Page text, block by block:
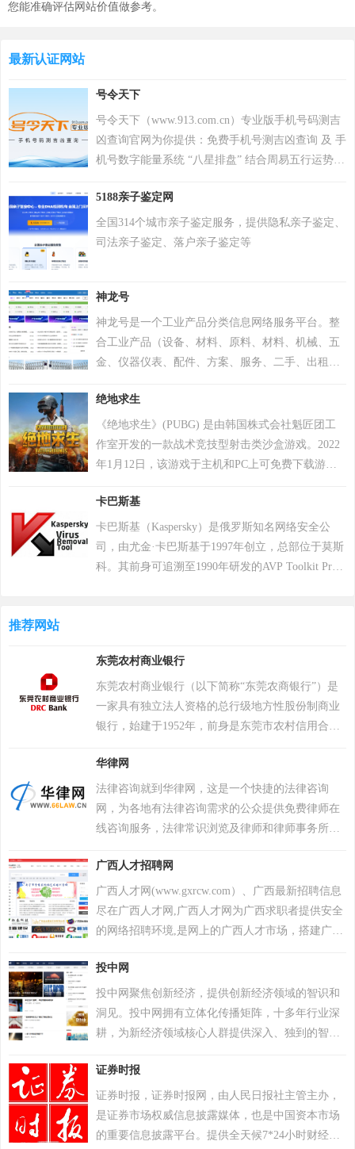
您能准确评估网站价值做参考。
最新认证网站
号令天下
号令天下（www.913.com.cn）专业版手机号码测吉
凶查询官网为你提供：免费手机号测吉凶查询 及 手
机号数字能量系统 “八星排盘” 结合周易五行运势来
下官网手机号码测吉凶查询系统，专业最新版、超
准，靠谱！
5188亲子鉴定网
全国314个城市亲子鉴定服务，提供隐私亲子鉴定、
司法亲子鉴定、落户亲子鉴定等
神龙号
神龙号是一个工业产品分类信息网络服务平台。整
合工业产品（设备、材料、原料、材料、机械、五
金、仪器仪表、配件、方案、服务、二手、出租
品信息。同时设有产品排行 榜单、产品品牌、品牌
排行、行业专区、产品品类专区等栏目，帮助中小
企业、厂商通过网络营销的方式宣传企业产品或服
务，获得更多商机。
绝地求生
《绝地求生》(PUBG) 是由韩国株式会社魁匠团工
作室开发的一款战术竞技型射击类沙盒游戏。2022
年1月12日，该游戏于主机和PC上可免费下载游
资源，并在不断缩小的安全区域内对抗其他玩家，
让自己生存到最后 。 游戏《绝地求生》除获得G-
STAR最高奖项总统奖以及其他五项大奖，且打破了
7项吉尼斯纪录。 2018年8月9日，《绝地求生》官
求生》将于12月8日登陆 Epic 游戏商城。自2024年1
月1日起，《绝地求生》不再支持所有使用Windows
7、Windows 8和Windows 8.1操作系统的PC平台。
2024年2月26日，PCL 赛事官方宣布，《PUBG》
年12月，入选Steam2025年热门游戏榜单年度热门游
戏榜、年度畅销榜。
卡巴斯基
卡巴斯基（Kaspersky）是俄罗斯知名网络安全公
司，由尤金·卡巴斯基于1997年创立，总部位于莫斯
科。其前身可追溯至1990年研发的AVP Toolkit Pro
个人防护、企业安全及工业控制系统，2017年推出
自主研发的安全操作系统，2022年“安全远程工作空
间”获世界互联网领先科技成果。因地缘政治影响，
2017年起被美国政府禁用，2024年6月遭全面封禁后
景，2019年品牌升级后聚焦全球化战略，在中国等
重点市场保持合作，曾中标中央政府采购项目并获
2023年世界互联网大会科技奖。
推荐网站
东莞农村商业银行
东莞农村商业银行（以下简称“东莞农商银行”）是
一家具有独立法人资格的总行级地方性股份制商业
银行，始建于1952年，前身是东莞市农村信用合作
股份制改制，2021年9月29日成功在香港联交所挂牌
上市（股票代码：9889.HK）。据国际权威期刊
《银行家》2023年统计，按截至2022年12月31日的
一级资本计算，东莞农商银行位居全球银行业第214
布的“2023年中国银行业100强榜单”中，按截至2022
年12月31日的核心一级资本净额等指标统计，东莞
农商银行位居第38位。
华律网
法律咨询就到华律网，这是一个快捷的法律咨询
网，为各地有法律咨询需求的公众提供免费律师在
线咨询服务，法律常识浏览及律师和律师事务所查
广西人才招聘网
广西人才网(www.gxrcw.com）、广西最新招聘信息
尽在广西人才网,广西人才网为广西求职者提供安全
的网络招聘环境,是网上的广西人才市场，搭建广西
职的首选的实效的专业人才招聘网站。
投中网
投中网聚焦创新经济，提供创新经济领域的智识和
洞见。投中网拥有立体化传播矩阵，十多年行业深
耕，为新经济领域核心人群提供深入、独到的智识
权威影响力。投中网拥有商业深度、商业故事、资
本市场、健康、教育、5G、汽车、消费、人工智
能、Vtalk、投等舱、创投百科等多个频道和品牌栏
目，投中网在投资中国、投资网站、投权投资平
证券时报
证券时报，证券时报网，由人民日报社主管主办，
是证券市场权威信息披露媒体，也是中国资本市场
的重要信息披露平台。提供全天候7*24小时财经证